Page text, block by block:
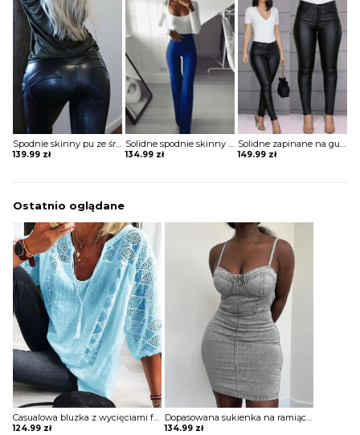
Spodnie skinny pu ze średnim stanem z guzikami Jeanette
139.99 zł
Solidne spodnie skinny z wysokim stanem szorty Katha
134.99 zł
Solidne zapinane na guziki codzienne powlekane spodnie z pu Maranda
149.99 zł
Ostatnio oglądane
Casualowa bluzka z wycięciami frędzlami t-shirt Nighean
124.99 zł
Dopasowana sukienka na ramiączkach z falbanami Soondeok
134.99 zł